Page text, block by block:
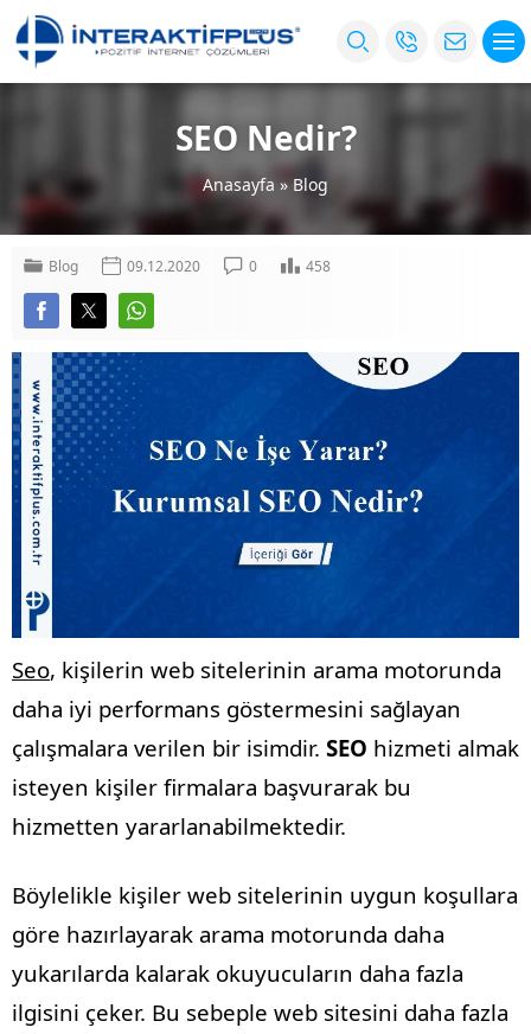
SEO Nedir?
Anasayfa »Blog
Blog 09.12.2020 0 458
Seo, kişilerin web sitelerinin arama motorunda
daha iyi performans göstermesini sağlayan
çalışmalara verilen bir isimdir. SEO hizmeti almak
isteyen kişiler firmalara başvurarak bu
hizmetten yararlanabilmektedir.
Böylelikle kişiler web sitelerinin uygun koşullara
göre hazırlayarak arama motorunda daha
yukarılarda kalarak okuyucuların daha fazla
ilgisini çeker. Bu sebeple web sitesini daha fazla